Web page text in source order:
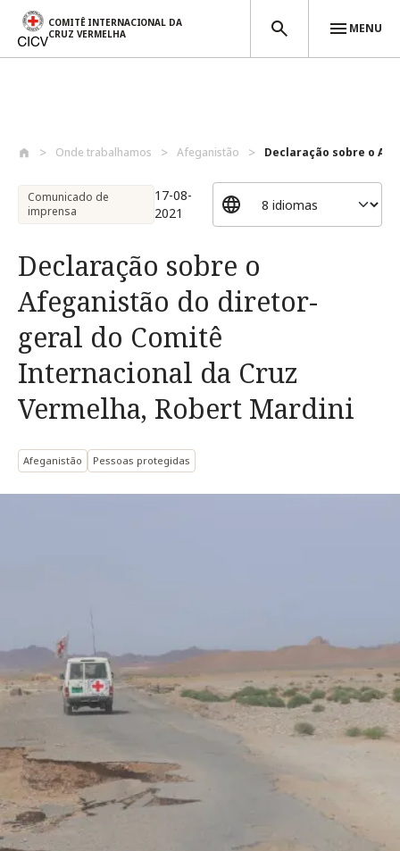
COMITÊ INTERNACIONAL DA
CRUZ VERMELHA
MENU
Onde trabalhamos Afeganistão Declaração sobre o
Comunicado de
imprensa
17-08-
2021
Declaração sobre o
Afeganistão do diretor-
geral do Comitê
Internacional da Cruz
Vermelha, Robert Mardini
Afeganistão Pessoas protegidas